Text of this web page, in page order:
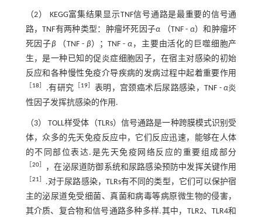
（2） KEGG富集结果显示TNF信号通路是最重要的信号通
路，TNF有两种类型：肿瘤坏死因子α （TNF - α）和肿瘤坏
死因子β （TNF - β）；TNF -α ，主要由活化的巨噬细胞产
生，是一种已知的促炎症细胞因子，在宿主对感染的初始
反应和各种慢性免疫介导疾病的发病过程中起着重要作用
18 .有研究 19］ 表明，宫颈癌术后尿路感染，TNF -α炎
性因子发挥抗感染的作用.
（3） TOLL样受体（TLRs）信号通路是一种跨膜模式识别受
体，众多的先天免疫反应中，它们反应迅速，能够在人体
的不同部位表达.是先天免疫网络反应的重要组成部分
20］ ，在泌尿道防御系统和尿路感染预防中发挥关键作用
21
.对于尿路感染，TLRs有不同的类型，它们可以保护宿
主的泌尿道免受细菌、真菌和病毒等病原微生物的侵害，
其介质、复合物和信号通路多种多样.其中，TLR2、TLR4和